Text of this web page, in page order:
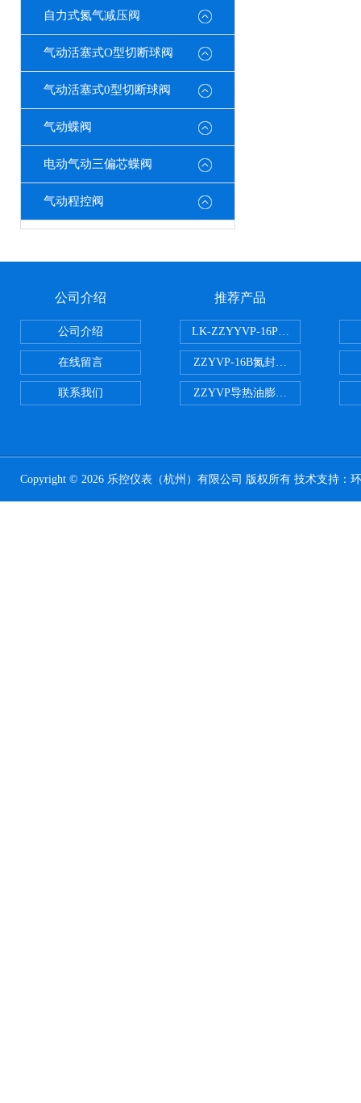
自力式氮气减压阀
气动活塞式O型切断球阀
气动活塞式0型切断球阀
气动蝶阀
电动气动三偏芯蝶阀
气动程控阀
公司介绍
公司介绍
在线留言
联系我们
推荐产品
LK-ZZYYVP-16P不锈钢氮封阀
ZZYVP-16B氮封供氮阀
ZZYVP导热油膨胀槽氮封阀
Copyright © 2026 乐控仪表（杭州）有限公司 版权所有 技术支持：